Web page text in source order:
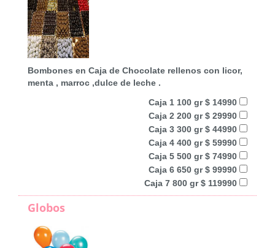
Bombones en Caja de Chocolate rellenos con licor,
menta , marroc ,dulce de leche .
Caja 1 100 gr $ 14990
Caja 2 200 gr $ 29990
Caja 3 300 gr $ 44990
Caja 4 400 gr $ 59990
Caja 5 500 gr $ 74990
Caja 6 650 gr $ 99990
Caja 7 800 gr $ 119990
Globos